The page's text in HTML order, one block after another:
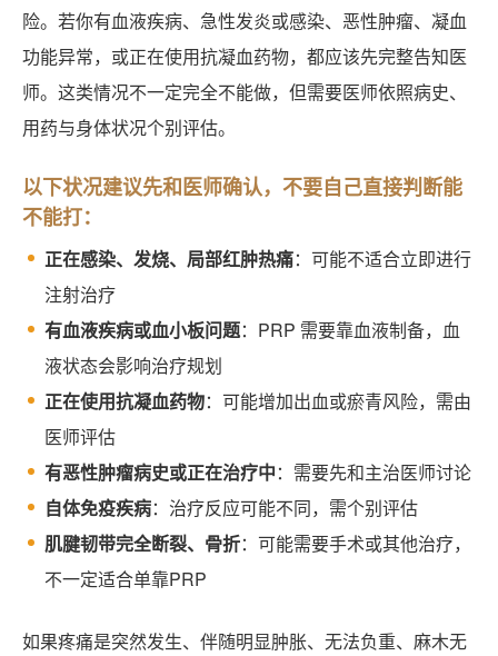
险。若你有血液疾病、急性发炎或感染、恶性肿瘤、凝血
功能异常，或正在使用抗凝血药物，都应该先完整告知医
师。这类情况不一定完全不能做，但需要医师依照病史、
用药与身体状况个别评估。
以下状况建议先和医师确认，不要自己直接判断能
不能打：
正在感染、发烧、局部红肿热痛：可能不适合立即进行
注射治疗
有血液疾病或血小板问题：PRP 需要靠血液制备，血
液状态会影响治疗规划
正在使用抗凝血药物：可能增加出血或瘀青风险，需由
医师评估
有恶性肿瘤病史或正在治疗中：需要先和主治医师讨论
自体免疫疾病：治疗反应可能不同，需个别评估
肌腱韧带完全断裂、骨折：可能需要手术或其他治疗，
不一定适合单靠PRP
如果疼痛是突然发生、伴随明显肿胀、无法负重、麻木无